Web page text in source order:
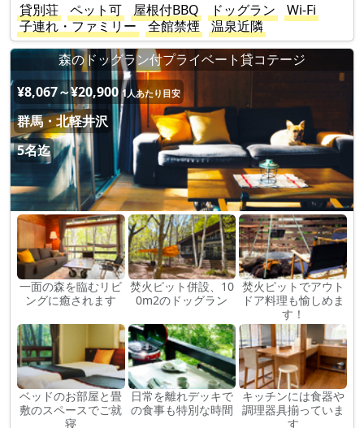
貸別荘
ペット可 屋根付BBQ ドッグラン
Wi-Fi
子連れ・ファミリー
全館禁煙
温泉近隣
森のドッグラン付プライベート貸コテージ
¥8,067～¥20,900 1人あたり目安
群馬・北軽井沢
5名迄
一面の森を臨むリビ
ングに癒されます
焚火ピット併設、10
0m2のドッグラン
焚火ピットでアウト
ドア料理も愉しめま
す！
ベッドのお部屋と畳
敷のスペースでご就
寝
日常を離れデッキで
の食事も特別な時間
キッチンには食器や
調理器具揃っていま
す